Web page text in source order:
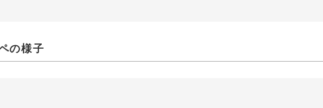
の様子